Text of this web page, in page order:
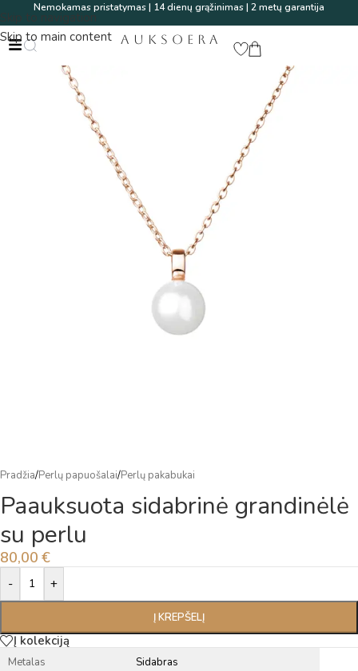
Skip to navigation
Skip to main content
Nemokamas pristatymas | 14 dienų grąžinimas | 2 metų garantija
AUKSOERA
Pradžia/Perlų papuošalai/Perlų pakabukai
Paauksuota sidabrinė grandinėlė
su perlu
80,00 €
- +
Į KREPŠELĮ
Alternative:
Į kolekciją
Metalas Sidabras